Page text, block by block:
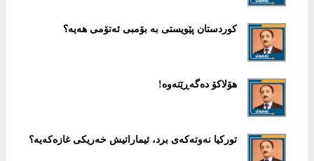
كوردستان پێویستی بە بۆمبی ئەتۆمی هەیە؟
هۆلاكۆ دەگەڕێتەوە!
توركیا نەوتەكەی برد، ئیماراتیش خەریكی غازەكەیە؟